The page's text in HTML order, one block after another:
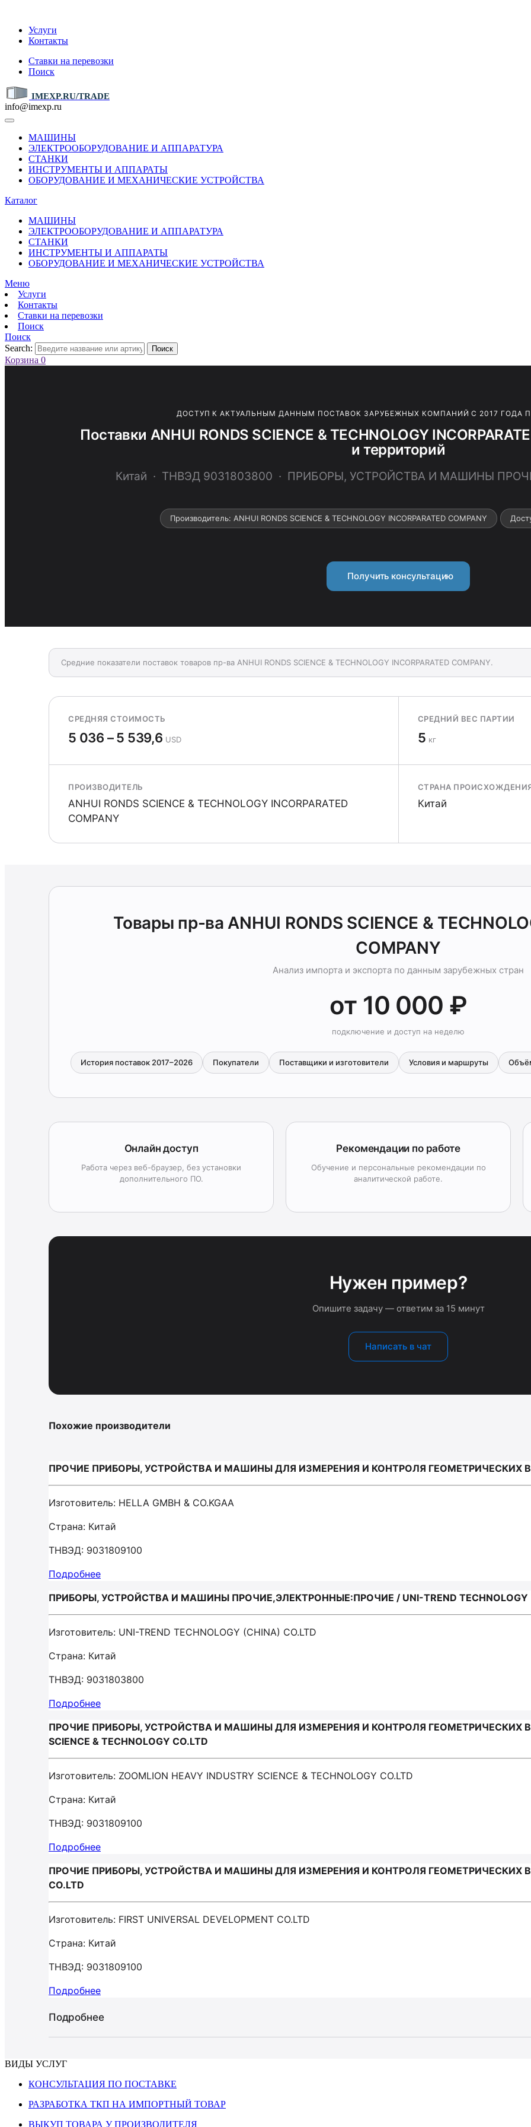
Услуги
Контакты
Ставки на перевозки
Поиск
IMEXP.RU/TRADE
info@imexp.ru
МАШИНЫ
ЭЛЕКТРООБОРУДОВАНИЕ И АППАРАТУРА
СТАНКИ
ИНСТРУМЕНТЫ И АППАРАТЫ
ОБОРУДОВАНИЕ И МЕХАНИЧЕСКИЕ УСТРОЙСТВА
Каталог
МАШИНЫ
ЭЛЕКТРООБОРУДОВАНИЕ И АППАРАТУРА
СТАНКИ
ИНСТРУМЕНТЫ И АППАРАТЫ
ОБОРУДОВАНИЕ И МЕХАНИЧЕСКИЕ УСТРОЙСТВА
Меню
Услуги
Контакты
Ставки на перевозки
Поиск
Поиск
Search:
Поиск
Корзина 0
ДОСТУП К АКТУАЛЬНЫМ ДАННЫМ ПОСТАВОК ЗАРУБЕЖНЫХ КОМПАНИЙ С 2017 ГОДА
Поставки ANHUI RONDS SCIENCE & TECHNOLOGY
и территорий
Китай · ТНВЭД 9031803800 · ПРИБОРЫ, УСТРОЙСТВА И МАШИНЫ
Производитель: ANHUI RONDS SCIENCE & TECHNOLOGY INCORPARATED COMPANY
Получить консультацию
Средние показатели поставок товаров пр-ва ANHUI RONDS SCIENCE & TECHNOLOGY INCORPARATED COMPANY.
СРЕДНЯЯ СТОИМОСТЬ
5 036 – 5 539,6 USD
СРЕДНИЙ ВЕС ПАРТИИ
5 кг
ПРОИЗВОДИТЕЛЬ
ANHUI RONDS SCIENCE & TECHNOLOGY INCORPARATED
COMPANY
СТРАНА
Китай
Товары пр-ва ANHUI RONDS SCIENCE &
COMPANY
Анализ импорта и экспорта по данным зарубежных стран
от 10 000 ₽
подключение и доступ на неделю
История поставок 2017–2026 Покупатели Поставщики и изготовители Условия и маршруты
Онлайн доступ
Работа через веб-браузер, без установки
дополнительного ПО.
Рекомендации по работе
Обучение и персональные рекомендации по
аналитической работе.
Нужен пример?
Опишите задачу — ответим за 15 минут
Написать в чат
Похожие производители
ПРОЧИЕ ПРИБОРЫ, УСТРОЙСТВА И МАШИНЫ ДЛЯ ИЗМЕРЕНИЯ И КОНТРОЛЯ ГЕОМЕТРИЧЕСКИХ
Изготовитель: HELLA GMBH & CO.KGAA
Страна: Китай
ТНВЭД: 9031809100
Подробнее
ПРИБОРЫ, УСТРОЙСТВА И МАШИНЫ ПРОЧИЕ,ЭЛЕКТРОННЫЕ:ПРОЧИЕ / UNI-TREND TECHNOLOGY
Изготовитель: UNI-TREND TECHNOLOGY (CHINA) CO.LTD
Страна: Китай
ТНВЭД: 9031803800
Подробнее
ПРОЧИЕ ПРИБОРЫ, УСТРОЙСТВА И МАШИНЫ ДЛЯ ИЗМЕРЕНИЯ И КОНТРОЛЯ ГЕОМЕТРИЧЕСКИХ
SCIENCE & TECHNOLOGY CO.LTD
Изготовитель: ZOOMLION HEAVY INDUSTRY SCIENCE & TECHNOLOGY CO.LTD
Страна: Китай
ТНВЭД: 9031809100
Подробнее
ПРОЧИЕ ПРИБОРЫ, УСТРОЙСТВА И МАШИНЫ ДЛЯ ИЗМЕРЕНИЯ И КОНТРОЛЯ ГЕОМЕТРИЧЕСКИХ
CO.LTD
Изготовитель: FIRST UNIVERSAL DEVELOPMENT CO.LTD
Страна: Китай
ТНВЭД: 9031809100
Подробнее
Подробнее
ВИДЫ УСЛУГ
КОНСУЛЬТАЦИЯ ПО ПОСТАВКЕ
РАЗРАБОТКА ТКП НА ИМПОРТНЫЙ ТОВАР
ВЫКУП ТОВАРА У ПРОИЗВОДИТЕЛЯ